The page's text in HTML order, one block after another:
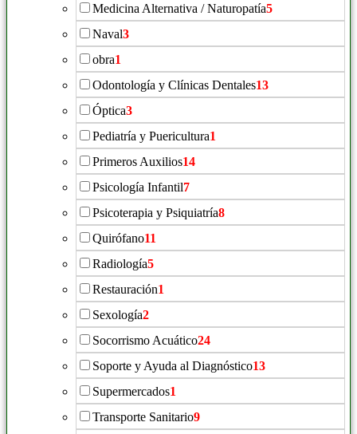
Medicina Alternativa / Naturopatía5
Naval3
obra1
Odontología y Clínicas Dentales13
Óptica3
Pediatría y Puericultura1
Primeros Auxilios14
Psicología Infantil7
Psicoterapia y Psiquiatría8
Quirófano11
Radiología5
Restauración1
Sexología2
Socorrismo Acuático24
Soporte y Ayuda al Diagnóstico13
Supermercados1
Transporte Sanitario9